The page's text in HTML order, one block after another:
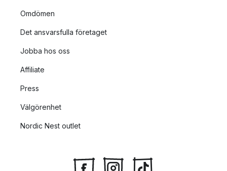
Omdömen
Det ansvarsfulla företaget
Jobba hos oss
Affiliate
Press
Välgörenhet
Nordic Nest outlet